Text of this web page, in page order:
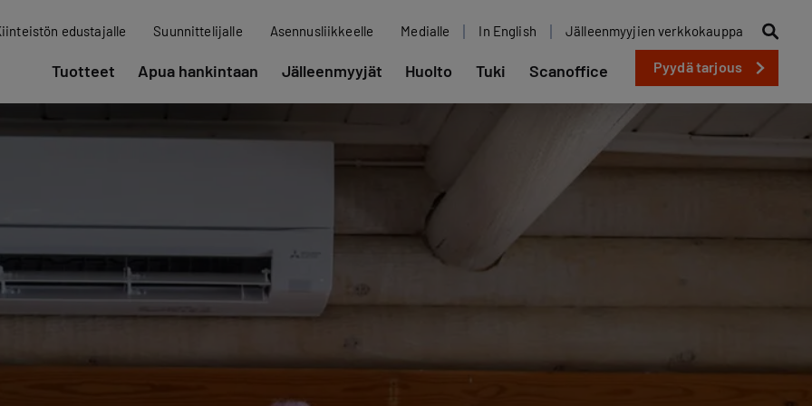
edustajalle Suunnittelijalle Asennusliikkeelle Medialle In English Jälleenmyyjien verkkokauppa
Tuotteet Apua hankintaan Jälleenmyyjät Huolto Tuki Scanoffice Pyydä tarjous